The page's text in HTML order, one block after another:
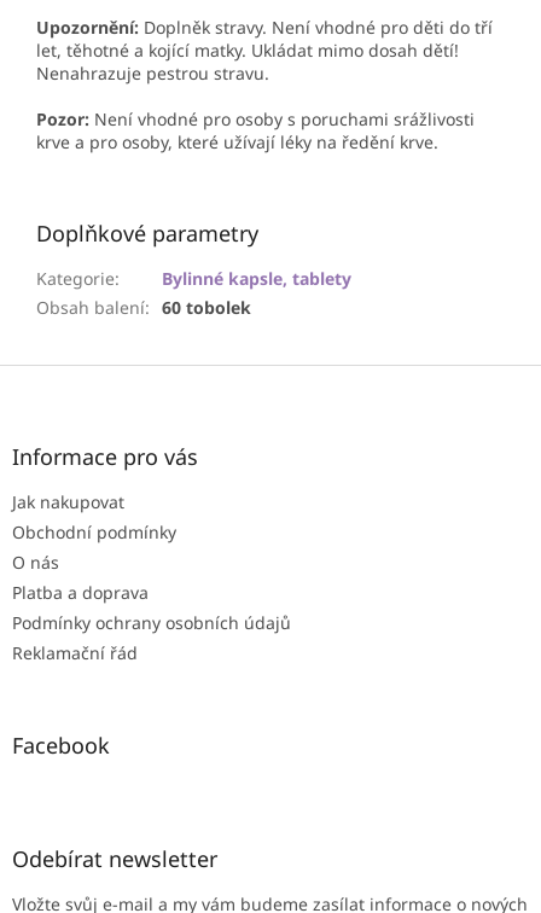
Upozornění: Doplněk stravy. Není vhodné pro děti do tří
let, těhotné a kojící matky. Ukládat mimo dosah dětí!
Nenahrazuje pestrou stravu.
Pozor: Není vhodné pro osoby s poruchami srážlivosti
krve a pro osoby, které užívají léky na ředění krve.
Doplňkové parametry
Kategorie:
Bylinné kapsle, tablety
Obsah balení: 60 tobolek
Z
Informace pro vás
Jak nakupovat
Obchodní podmínky
O nás
Platba a doprava
Podmínky ochrany osobních údajů
Reklamační řád
Facebook
Odebírat newsletter
Vložte svůj e-mail a my vám budeme zasílat informace o nových